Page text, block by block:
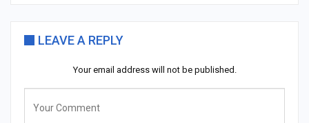
LEAVE A REPLY
Your email address will not be published.